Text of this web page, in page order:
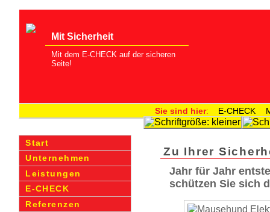
Mit Sicherheit
Mit dem E-CHECK auf der sicheren
Seite!
Sie sind hier: E-CHECK
Zu Ihrer
Jahr für Jahr
schützen Sie sich
Start
Unternehmen
Leistungen
E-CHECK
Referenzen